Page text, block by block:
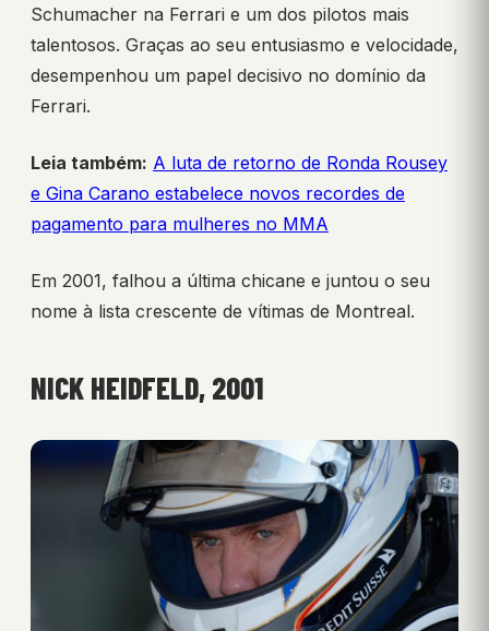
Schumacher na Ferrari e um dos pilotos mais
talentosos. Graças ao seu entusiasmo e velocidade,
desempenhou um papel decisivo no domínio da
Ferrari.
Leia também: A luta de retorno de Ronda Rousey
e Gina Carano estabelece novos recordes de
pagamento para mulheres no MMA
Em 2001, falhou a última chicane e juntou o seu
nome à lista crescente de vítimas de Montreal.
NICK HEIDFELD, 2001